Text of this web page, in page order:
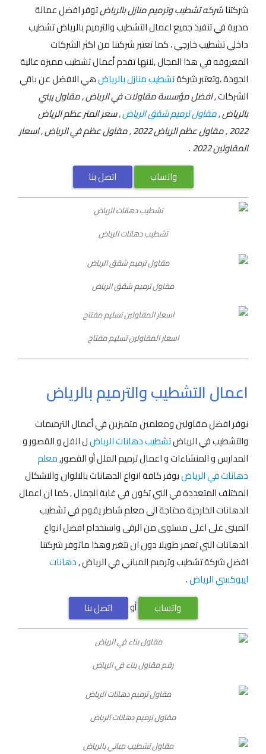
شركتناشركه تشطيب وترميم منازل بالرياضتوفر افضل عمالة
مدربة في تنفيذ جميع اعمال التشطيب والترميم بالرياض تشطيب
داخلي تشطيب خارجي ، كما تعتبر شركتنا من اكثر الشركات
المعروفه في هذا المجال ,لانها تقدم أعمال تشطيب مميزه عالية
الجودة ،وتعتبر شركةتشطيب منازل بالرياضهي الافضل عن باقي
الشركات, افضل مؤسسة مقاولات في الرياض , مقاول يبني
بالرياض ,مقاول ترميم شقق الرياض, سعر المتر عظم الرياض
2022 , مقاول عظم الرياض 2022 , مقاول عظم في الرياض , اسعار
المقاولين 2022
.
واتساب
اتصل بنا
تشطيب دهانات الرياض
مقاول ترميم شقق الرياض
اسعار المقاولين تسليم مفتاح
اعمال التشطيب والترميم بالرياض
نوفر افضل مقاولين ومعلمين متميزين في أعمال الترميمات
والتشطيب في الرياضتشطيب دهانات الرياضل الفل و القصور و
المدارس و المنشاءات و اعمال ترميم الفلل أو القصور,معلم
دهانات في الرياضيوفر كافة انواع الدهانات بالالوان والاشكال
المختلف المتعددة في التي تكون في غاية الجمال , كما ان اعمال
الدهانات الخارجية محتاجة الى معلم شاطر يقوم في تشطيب
المبنى على اعلى مستوى من الرقى واستخدام افضل انواع
الدهانات التي تعمر طويلا دون ان تتغير وهذا ماتوفر شركتنا
افضل شركة تشطيب وترميم المباني في الرياض ,دهانات
ايبوكسي الرياض.
واتساب
أو اتصل بنا
رقم مقاول بناء في الرياض
مقاول ترميم دهانات الرياض